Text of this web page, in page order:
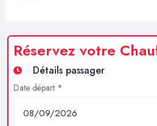
Réservez votre
Détails passager
Date départ *